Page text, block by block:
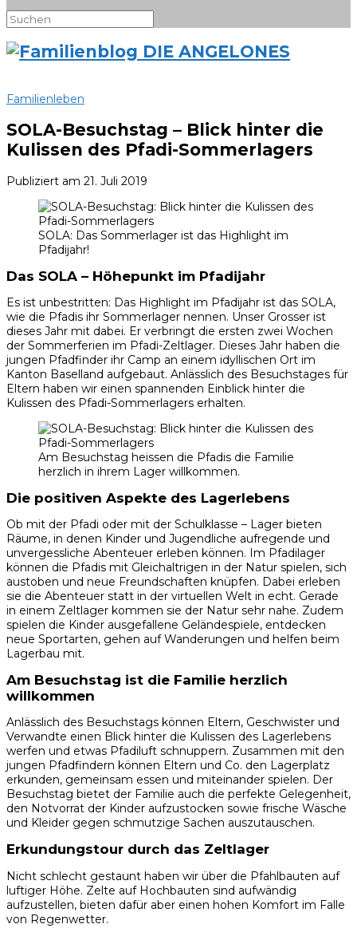
Familienleben
SOLA-Besuchstag – Blick hinter die
Kulissen des Pfadi-Sommerlagers
Publiziert am 21. Juli 2019
SOLA: Das Sommerlager ist das Highlight im
Pfadijahr!
Das SOLA – Höhepunkt im Pfadijahr
Es ist unbestritten: Das Highlight im Pfadijahr ist das SOLA,
wie die Pfadis ihr Sommerlager nennen. Unser Grosser ist
dieses Jahr mit dabei. Er verbringt die ersten zwei Wochen
der Sommerferien im Pfadi-Zeltlager. Dieses Jahr haben die
jungen Pfadfinder ihr Camp an einem idyllischen Ort im
Kanton Baselland aufgebaut. Anlässlich des Besuchstages für
Eltern haben wir einen spannenden Einblick hinter die
Kulissen des Pfadi-Sommerlagers erhalten.
Am Besuchstag heissen die Pfadis die Familie
herzlich in ihrem Lager willkommen.
Die positiven Aspekte des Lagerlebens
Ob mit der Pfadi oder mit der Schulklasse – Lager bieten
Räume, in denen Kinder und Jugendliche aufregende und
unvergessliche Abenteuer erleben können. Im Pfadilager
können die Pfadis mit Gleichaltrigen in der Natur spielen, sich
austoben und neue Freundschaften knüpfen. Dabei erleben
sie die Abenteuer statt in der virtuellen Welt in echt. Gerade
in einem Zeltlager kommen sie der Natur sehr nahe. Zudem
spielen die Kinder ausgefallene Geländespiele, entdecken
neue Sportarten, gehen auf Wanderungen und helfen beim
Lagerbau mit.
Am Besuchstag ist die Familie herzlich
willkommen
Anlässlich des Besuchstags können Eltern, Geschwister und
Verwandte einen Blick hinter die Kulissen des Lagerlebens
werfen und etwas Pfadiluft schnuppern. Zusammen mit den
jungen Pfadfindern können Eltern und Co. den Lagerplatz
erkunden, gemeinsam essen und miteinander spielen. Der
Besuchstag bietet der Familie auch die perfekte Gelegenheit,
den Notvorrat der Kinder aufzustocken sowie frische Wäsche
und Kleider gegen schmutzige Sachen auszutauschen.
Erkundungstour durch das Zeltlager
Nicht schlecht gestaunt haben wir über die Pfahlbauten auf
luftiger Höhe. Zelte auf Hochbauten sind aufwändig
aufzustellen, bieten dafür aber einen hohen Komfort im Falle
von Regenwetter.